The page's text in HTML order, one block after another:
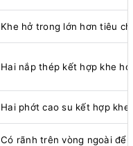
Khe hở trong lớn hơn tiêu
Hai nắp thép kết hợp khe hở
Hai phớt cao su kết hợp khe
Có rãnh trên vòng ngoài để